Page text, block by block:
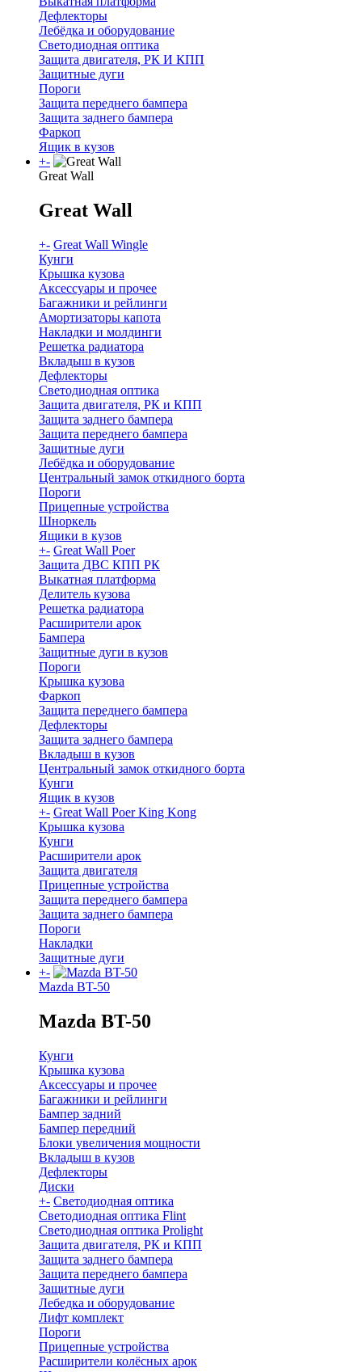
Дефлекторы
Лебёдка и оборудование
Светодиодная оптика
Защита двигателя, РК И КПП
Защитные дуги
Пороги
Защита переднего бампера
Защита заднего бампера
Фаркоп
Ящик в кузов
+-
Great Wall
Great Wall
+- Great Wall Wingle
Кунги
Крышка кузова
Аксессуары и прочее
Багажники и рейлинги
Амортизаторы капота
Накладки и молдинги
Решетка радиатора
Вкладыш в кузов
Дефлекторы
Светодиодная оптика
Защита двигателя, РК и КПП
Защита заднего бампера
Защита переднего бампера
Защитные дуги
Лебёдка и оборудование
Центральный замок откидного борта
Пороги
Прицепные устройства
Шноркель
Ящики в кузов
+- Great Wall Poer
Защита ДВС КПП РК
Выкатная платформа
Делитель кузова
Решетка радиатора
Расширители арок
Бампера
Защитные дуги в кузов
Пороги
Крышка кузова
Фаркоп
Защита переднего бампера
Дефлекторы
Защита заднего бампера
Вкладыш в кузов
Центральный замок откидного борта
Кунги
Ящик в кузов
+- Great Wall Poer King Kong
Крышка кузова
Кунги
Расширители арок
Защита двигателя
Прицепные устройства
Защита переднего бампера
Защита заднего бампера
Пороги
Накладки
Защитные дуги
+-
Mazda BT-50
Mazda BT-50
Кунги
Крышка кузова
Аксессуары и прочее
Багажники и рейлинги
Бампер задний
Бампер передний
Блоки увеличения мощности
Вкладыш в кузов
Дефлекторы
Диски
+- Светодиодная оптика
Светодиодная оптика Flint
Светодиодная оптика Prolight
Защита двигателя, РК и КПП
Защита заднего бампера
Защита переднего бампера
Защитные дуги
Лебедка и оборудование
Лифт комплект
Пороги
Прицепные устройства
Расширители колёсных арок